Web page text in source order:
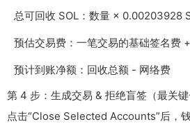
总可回收 SOL：数量 × 0.00203928
预估交易费：一笔交易的基础签名费
预计到账净额：回收总额 - 网络费
第 4 步：生成交易 & 拒绝盲签（最关键
点击“Close Selected Accounts”后，